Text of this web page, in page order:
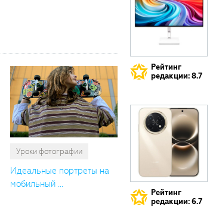
Уроки фотографии
Идеальные портреты на
мобильный ...
Рейтинг
редакции: 8.7
Рейтинг
редакции: 6.7